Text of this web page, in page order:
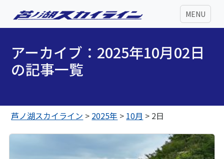
MENU
アーカイブ：2025年10月02日
の記事一覧
芦ノ湖スカイライン > 2025年 > 10月 > 2日